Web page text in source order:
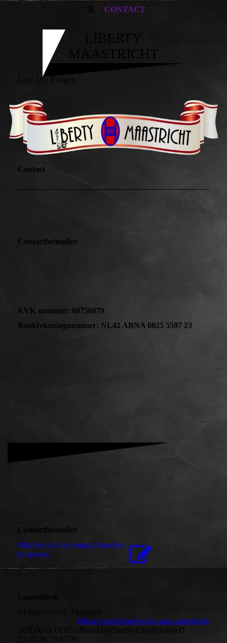
CONTACT
LIBERTY
MAASTRICHT
Lest We Forget
Contact
Contactformulier
KVK nummer: 68756879
Bankrekeningnummer: NL42 ABNA 0825 5597 23
Contactformulier
Klik hier om het contactformulier
te openen
Nieuw bericht toevoegen aan gastenboek
vQlDXNrOXREvdBabu IsyDmrStyCBnjFdcHoeD